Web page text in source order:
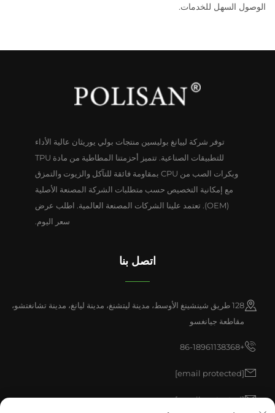
الوصول السهل للخدمات.
توفر شركة لييانغ بوليسين منتجات بولي يوريثان عالية الأداء
للتطبيقات الصناعية. تتميز أحزمتنا المطاطية من مادة TPU
وبكرات الصب من CPU بمقاومة فائقة للتآكل والزيوت والتمزق
مع إمكانية التخصيص حسب متطلبات الشركة المصنعة الأصلية
(OEM). تعتمد علينا الشركات المصنعة العالمية. اطلب عرض
سعر اليوم.
اتصل بنا
128 طريق شينشينغ الأوسط، مدينة ليتشنغ، مدينة ليانغ، مدينة تشانغتشو،
مقاطعة جيانغسو
+86-18961138368
[email protected]
[email protected]